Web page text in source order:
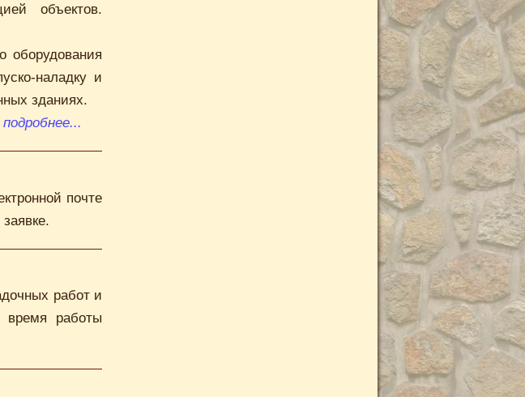
объектов.
оборудования
наладку и
зданиях.
подробнее...
почте
работ и
время работы